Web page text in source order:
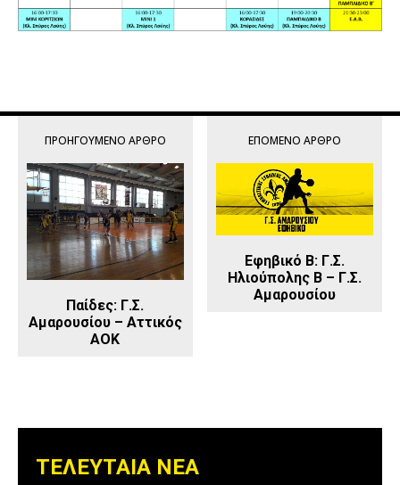
ΠΡΟΗΓΟΎΜΕΝΟ ΆΡΘΡΟ
Παίδες: Γ.Σ.
Αμαρουσίου – Αττικός
AOK
ΕΠΌΜΕΝΟ ΆΡΘΡΟ
Εφηβικό Β: Γ.Σ.
Ηλιούπολης Β – Γ.Σ.
Αμαρουσίου
ΤΕΛΕΥΤΑΙΑ ΝΕΑ